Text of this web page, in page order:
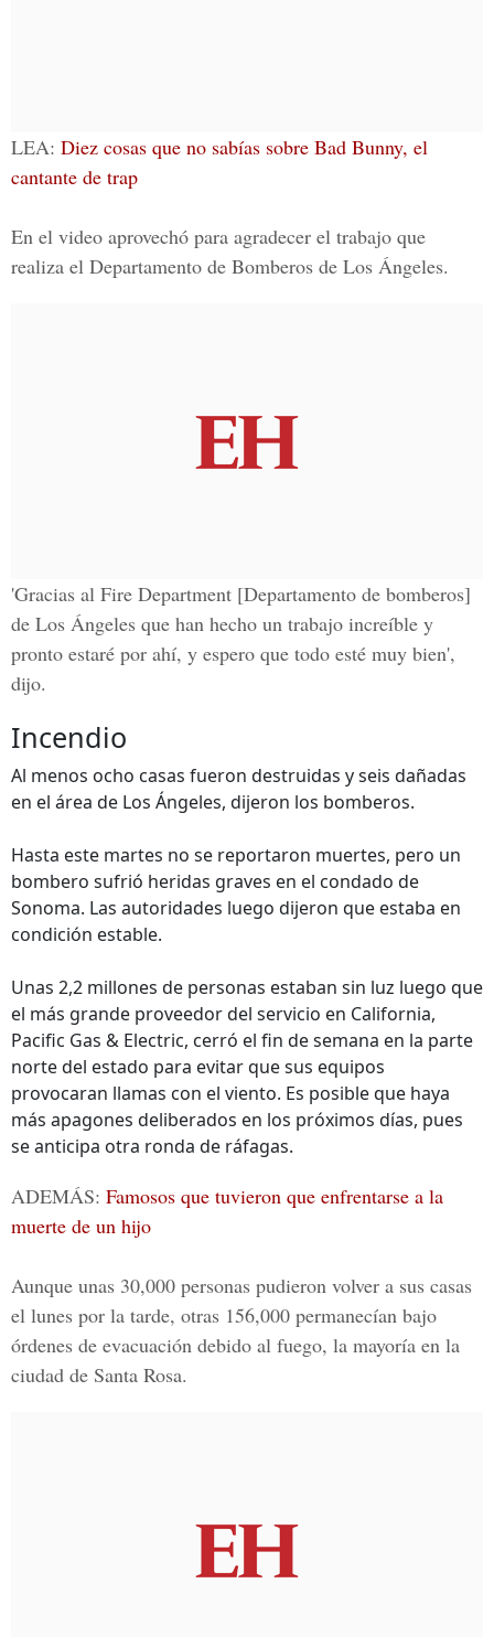
LEA: Diez cosas que no sabías sobre Bad Bunny, el
cantante de trap
En el video aprovechó para agradecer el trabajo que
realiza el Departamento de Bomberos de Los Ángeles.
'Gracias al Fire Department [Departamento de bomberos]
de Los Ángeles que han hecho un trabajo increíble y
pronto estaré por ahí, y espero que todo esté muy bien',
dijo.
Incendio
Al menos ocho casas fueron destruidas y seis dañadas
en el área de Los Ángeles, dijeron los bomberos.
Hasta este martes no se reportaron muertes, pero un
bombero sufrió heridas graves en el condado de
Sonoma. Las autoridades luego dijeron que estaba en
condición estable.
Unas 2,2 millones de personas estaban sin luz luego que
el más grande proveedor del servicio en California,
Pacific Gas & Electric, cerró el fin de semana en la parte
norte del estado para evitar que sus equipos
provocaran llamas con el viento. Es posible que haya
más apagones deliberados en los próximos días, pues
se anticipa otra ronda de ráfagas.
ADEMÁS: Famosos que tuvieron que enfrentarse a la
muerte de un hijo
Aunque unas 30,000 personas pudieron volver a sus casas
el lunes por la tarde, otras 156,000 permanecían bajo
órdenes de evacuación debido al fuego, la mayoría en la
ciudad de Santa Rosa.